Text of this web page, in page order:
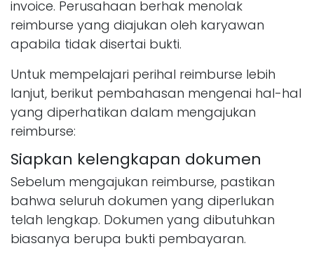
invoice. Perusahaan berhak menolak
reimburse yang diajukan oleh karyawan
apabila tidak disertai bukti.
Untuk mempelajari perihal reimburse lebih
lanjut, berikut pembahasan mengenai hal-hal
yang diperhatikan dalam mengajukan
reimburse:
Siapkan kelengkapan dokumen
Sebelum mengajukan reimburse, pastikan
bahwa seluruh dokumen yang diperlukan
telah lengkap. Dokumen yang dibutuhkan
biasanya berupa bukti pembayaran.